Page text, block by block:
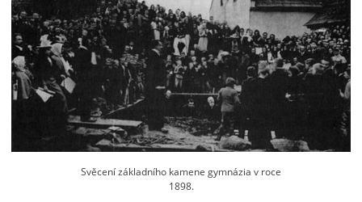
Svěcení základního kamene gymnázia v roce
1898.